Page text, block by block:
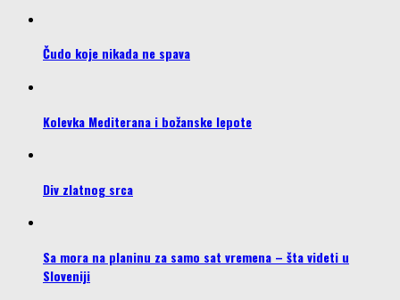
Čudo koje nikada ne spava
Kolevka Mediterana i božanske lepote
Div zlatnog srca
Sa mora na planinu za samo sat vremena – šta videti u
Sloveniji